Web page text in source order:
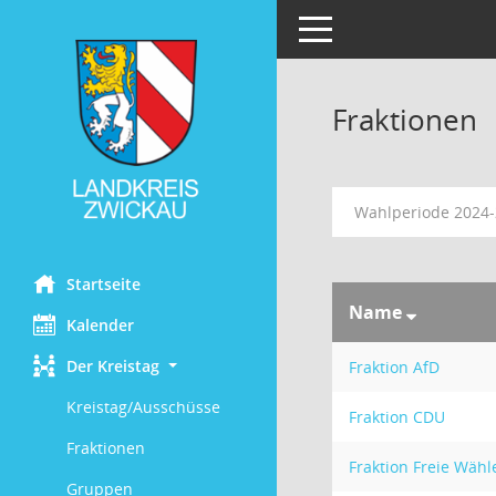
Startseite
Kalender
Der Kreistag
Kreistag/Ausschüsse
Fraktionen
Gruppen
Toggle navigation
Fraktionen
Wahlperiode
Name
Fraktion AfD
Fraktion CDU
Fraktion Freie